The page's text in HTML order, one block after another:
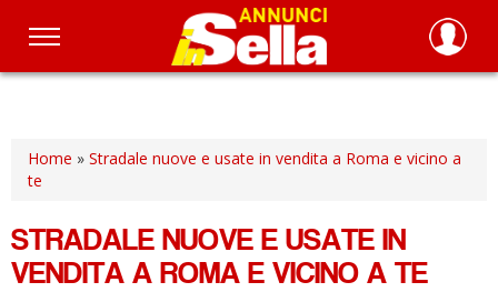
Salta
principale
Home » Stradale nuove e usate in vendita a Roma e vicino a
te
STRADALE NUOVE E USATE IN
VENDITA A ROMA E VICINO A TE